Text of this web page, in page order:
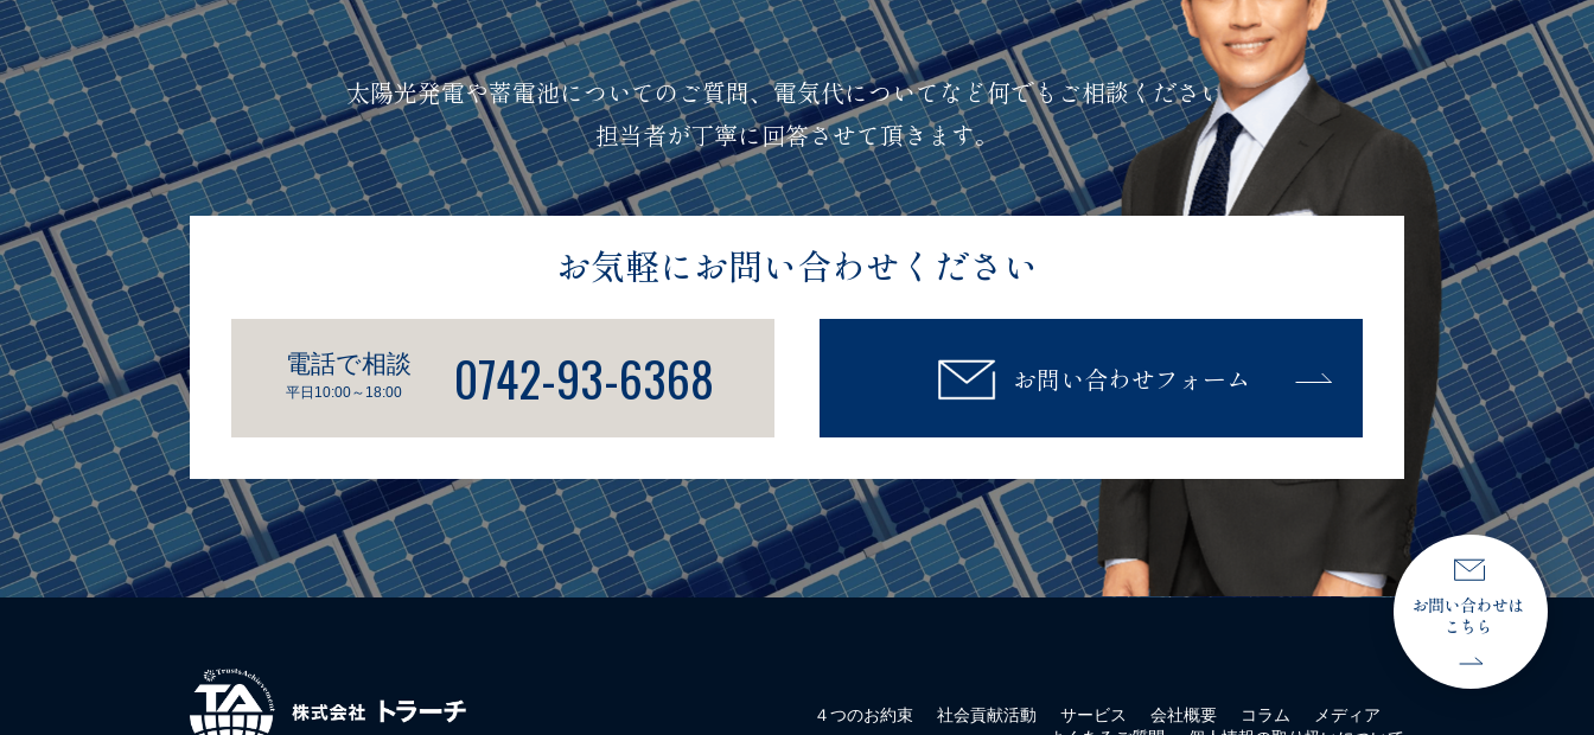
太陽光発電や蓄電池についてのご質問、電気代についてなど何でもご相談ください。
担当者が丁寧に回答させて頂きます。
お気軽にお問い合わせください
電話で相談
平日10:00～18:00 0742-93-6368 お問い合わせフォーム
４つのお約束 社会貢献活動 サービス 会社概要 コラム
メディア